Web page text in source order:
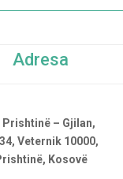
Adresa
Prishtinë – Gjilan,
Veternik 10000,
Kosovë